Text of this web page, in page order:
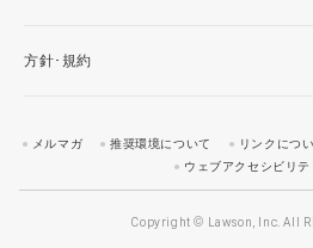
方針･規約
メルマガ 推奨環境について リンクにつ
ウェブアクセシビリテ
Copyright © Lawson, Inc. All